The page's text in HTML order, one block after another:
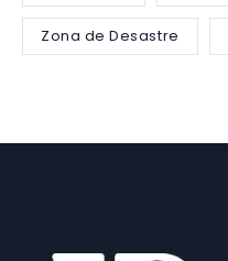
Zona de Desastre